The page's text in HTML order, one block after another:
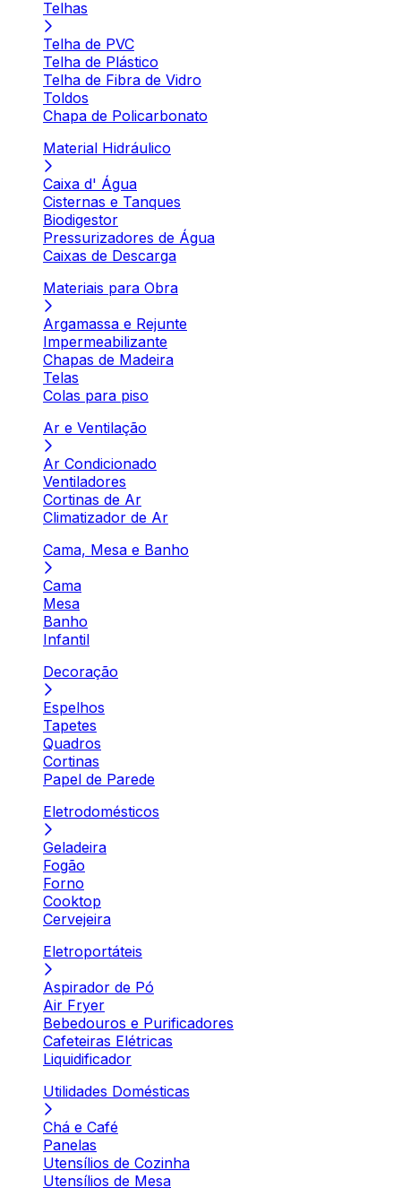
Telhas
Telha de PVC
Telha de Plástico
Telha de Fibra de Vidro
Toldos
Chapa de Policarbonato
Material Hidráulico
Caixa d' Água
Cisternas e Tanques
Biodigestor
Pressurizadores de Água
Caixas de Descarga
Materiais para Obra
Argamassa e Rejunte
Impermeabilizante
Chapas de Madeira
Telas
Colas para piso
Ar e Ventilação
Ar Condicionado
Ventiladores
Cortinas de Ar
Climatizador de Ar
Cama, Mesa e Banho
Cama
Mesa
Banho
Infantil
Decoração
Espelhos
Tapetes
Quadros
Cortinas
Papel de Parede
Eletrodomésticos
Geladeira
Fogão
Forno
Cooktop
Cervejeira
Eletroportáteis
Aspirador de Pó
Air Fryer
Bebedouros e Purificadores
Cafeteiras Elétricas
Liquidificador
Utilidades Domésticas
Chá e Café
Panelas
Utensílios de Cozinha
Utensílios de Mesa